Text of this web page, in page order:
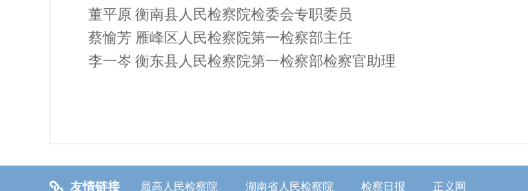
董平原 衡南县人民检察院检委会专职委员
蔡愉芳 雁峰区人民检察院第一检察部主任
李一岑 衡东县人民检察院第一检察部检察官助理
友情链接 最高人民检察院 湖南省人民检察院 检察日报 正义网